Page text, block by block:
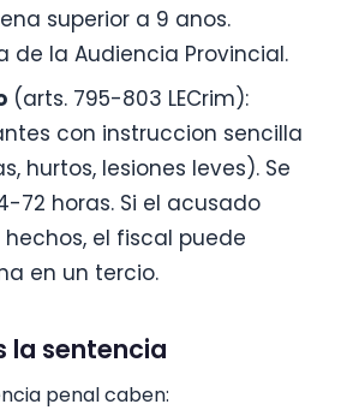
superior a 9 anos.
de la Audiencia Provincial.
(arts. 795-803 LECrim):
con instruccion sencilla
hurtos, lesiones leves). Se
72 horas. Si el acusado
el fiscal puede
en un tercio.
la sentencia
penal caben: